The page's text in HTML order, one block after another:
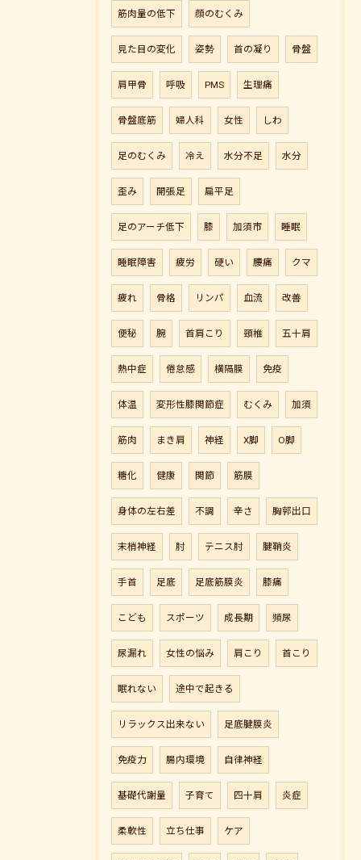
筋肉量の低下 顔のむくみ
見た目の変化 姿勢 首の凝り 骨盤
肩甲骨 呼吸 PMS 生理痛
骨盤底筋 婦人科 女性 しわ
足のむくみ 冷え 水分不足 水分
歪み 開張足 扁平足
足のアーチ低下 膝 加須市 睡眠
睡眠障害 疲労 硬い 腰痛 クマ
疲れ 骨格 リンパ 血流 改善
便秘 腕 首肩こり 頸椎 五十肩
熱中症 倦怠感 横隔膜 免疫
体温 変形性膝関節症 むくみ 加須
筋肉 まき肩 神経 X脚 O脚
糖化 健康 関節 筋膜
身体の左右差 不調 辛さ 胸郭出口
末梢神経 肘 テニス肘 腱鞘炎
手首 足底 足底筋膜炎 膝痛
こども スポーツ 成長期 頻尿
尿漏れ 女性の悩み 肩こり 首こり
眠れない 途中で起きる
リラックス出来ない 足底腱膜炎
免疫力 腸内環境 自律神経
基礎代謝量 子育て 四十肩 炎症
柔軟性 立ち仕事 ケア